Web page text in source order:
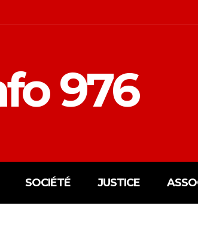
976
SOCIÉTÉ JUSTICE